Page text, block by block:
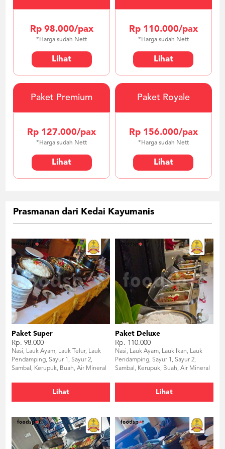
Rp 98.000/pax
*Harga sudah Nett
Lihat
Rp 110.000/pax
*Harga sudah Nett
Lihat
Paket Premium
Rp 127.000/pax
*Harga sudah Nett
Lihat
Paket Royale
Rp 156.000/pax
*Harga sudah Nett
Lihat
Prasmanan dari Kedai Kayumanis
Paket Super
Rp. 98.000
Nasi, Lauk Ayam, Lauk Telur, Lauk
Pendamping, Sayur 1, Sayur 2,
Sambal, Kerupuk, Buah, Air Mineral
Lihat
Paket Deluxe
Rp. 110.000
Nasi, Lauk Ayam, Lauk Ikan, Lauk
Pendamping, Sayur 1, Sayur 2,
Sambal, Kerupuk, Buah, Air Mineral
Lihat